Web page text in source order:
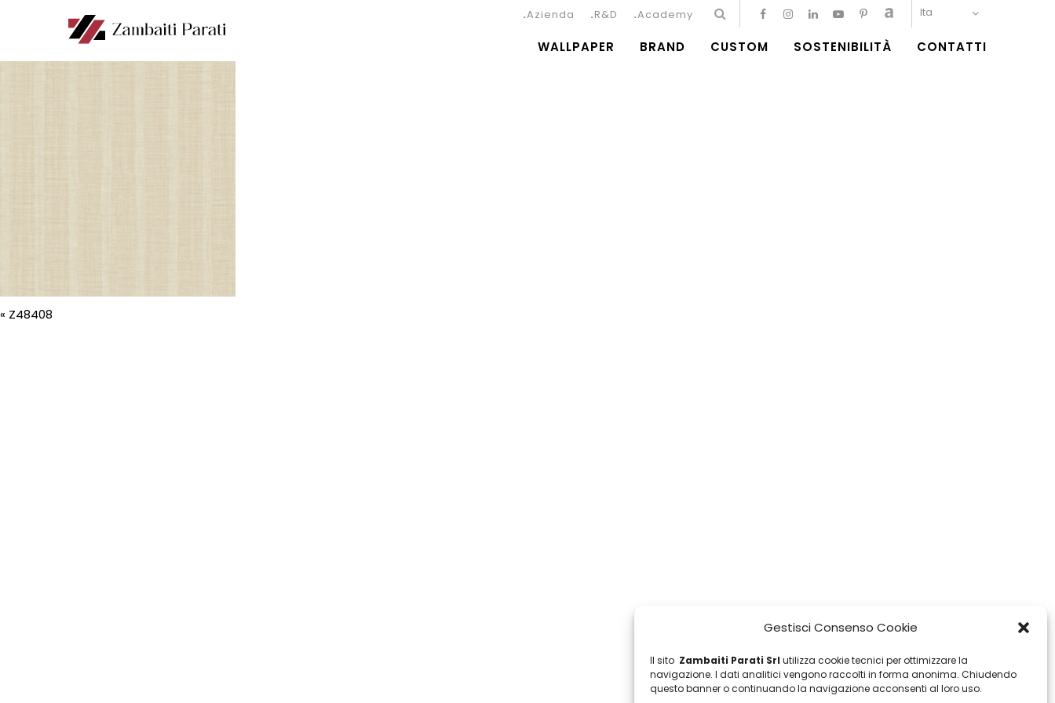
Gestisci Consenso Cookie
Il sito Zambaiti Parati Srl utilizza cookie tecnici per ottimizzare la
navigazione. I dati analitici vengono raccolti in forma anonima. Chiudendo
questo banner o continuando la navigazione acconsenti al loro uso.
Ita
Azienda R&D Academy
WALLPAPER BRAND CUSTOM SOSTENIBILITÀ CONTATTI
« Z48408